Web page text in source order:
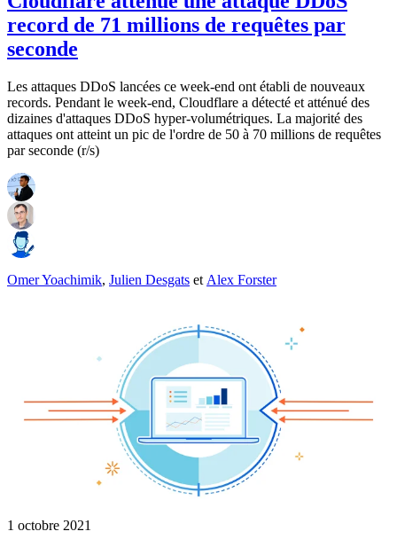
record de 71 millions de requêtes par
seconde
Les attaques DDoS lancées ce week-end ont établi de nouveaux
records. Pendant le week-end, Cloudflare a détecté et atténué des
dizaines d'attaques DDoS hyper-volumétriques. La majorité des
attaques ont atteint un pic de l'ordre de 50 à 70 millions de requêtes
par seconde (r/s)
Omer Yoachimik, Julien Desgats et Alex Forster
1 octobre 2021